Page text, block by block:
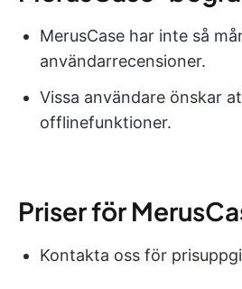
MerusCase har inte så
användarrecensioner.
Vissa användare önskar
offlinefunktioner.
Priser för
Kontakta oss för